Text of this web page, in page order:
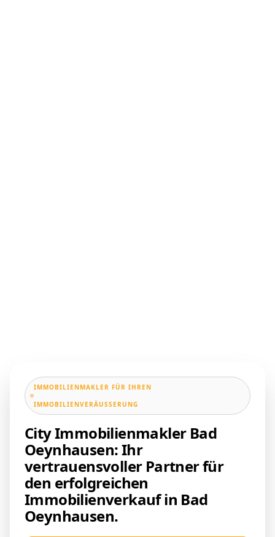
IMMOBILIENMAKLER FÜR IHREN
IMMOBILIENVERÄUSSERUNG
City Immobilienmakler Bad
Oeynhausen: Ihr
vertrauensvoller Partner für
den erfolgreichen
Immobilienverkauf in Bad
Oeynhausen.